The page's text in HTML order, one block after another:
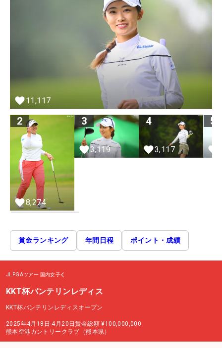
11,117
2
8,274
3
3,119
4
3,117
5
賞金ランキング 年間日程 ポイント・成績
JLPGAツアー 国内女子
KKT杯バンテリンレディス
KKT杯バンテリンレディスオープン
2025年4月18日-4月20日賞金総額 ¥100,000,000
熊本空港カントリークラブ（熊本県）